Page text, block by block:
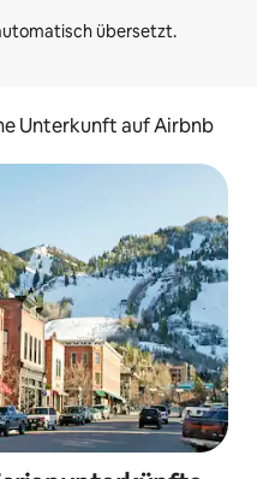
Unterkunft auf Airbnb